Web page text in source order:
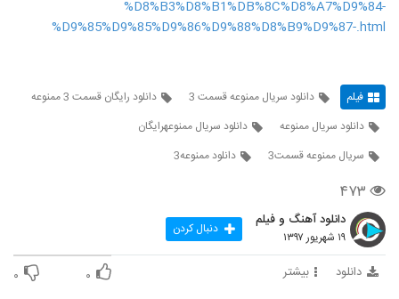
%D8%B3%D8%B1%DB%8C%D8%A7%D9%84-
%D9%85%D9%85%D9%86%D9%88%D8%B9%D9%87-.html
فیلم دانلود سریال ممنوعه قسمت 3
دانلود رایگان قسمت 3 ممنوعه
دانلود سریال ممنوعه
دانلود سریال ممنوعهرایگان
سريال ممنوعه قسمت3
دانلود ممنوعه3
۴۷۳
دانلود آهنگ و فیلم
۱۹ شهریور ۱۳۹۷ دنبال کردن
دانلود بیشتر ۰ ۰